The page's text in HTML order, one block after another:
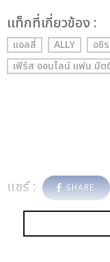
เเท็กที่เกี่ยวข้อง :
แอลลี่ ALLY อชิ
เฟิร์ส ออนไลน์ แฟน มี
แชร์ : SHARE